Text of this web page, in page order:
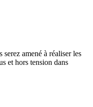
serez amené à réaliser les
et hors tension dans